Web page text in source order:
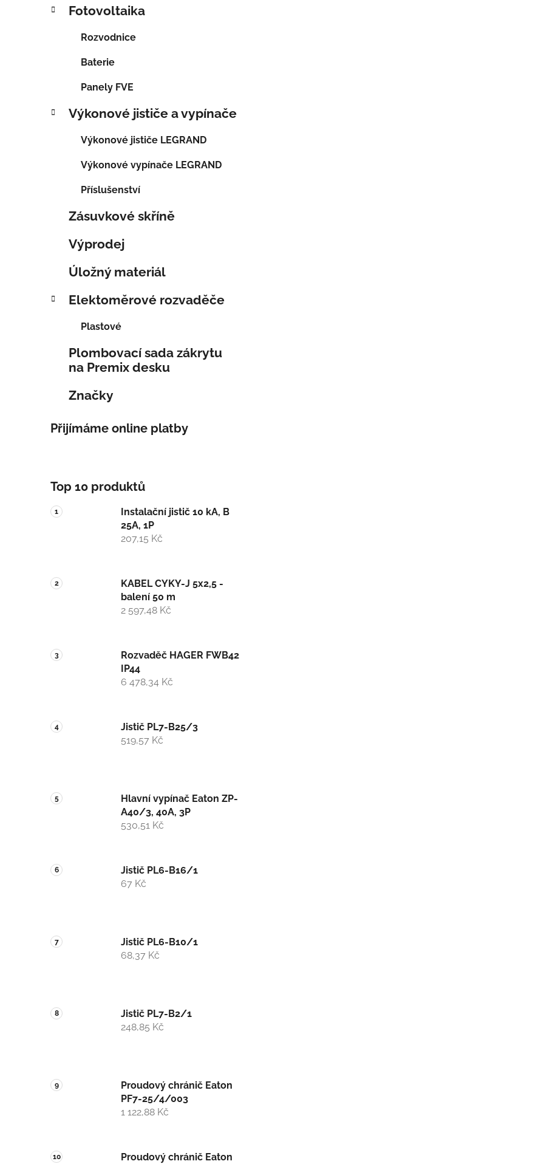
Fotovoltaika
Rozvodnice
Baterie
Panely FVE
Výkonové jističe a vypínače
Výkonové jističe LEGRAND
Výkonové vypínače LEGRAND
Příslušenství
Zásuvkové skříně
Výprodej
Úložný materiál
Elektoměrové rozvaděče
Plastové
Plombovací sada zákrytu
na Premix desku
Značky
Přijímáme online platby
Top 10 produktů
Instalační jistič 10 kA, B
25A, 1P
207,15 Kč
KABEL CYKY-J 5x2,5 -
balení 50 m
2 597,48 Kč
Rozvaděč HAGER FWB42
IP44
6 478,34 Kč
Jistič PL7-B25/3
519,57 Kč
Hlavní vypínač Eaton ZP-
A40/3, 40A, 3P
530,51 Kč
Jistič PL6-B16/1
67 Kč
Jistič PL6-B10/1
68,37 Kč
Jistič PL7-B2/1
248,85 Kč
Proudový chránič Eaton
PF7-25/4/003
1 122,88 Kč
Proudový chránič Eaton